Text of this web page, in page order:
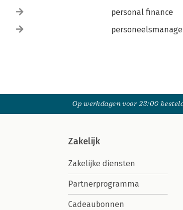
personal finance
Op werkdagen voor 23:00
Zakelijk
Zakelijke diensten
Partnerprogramma
Cadeaubonnen